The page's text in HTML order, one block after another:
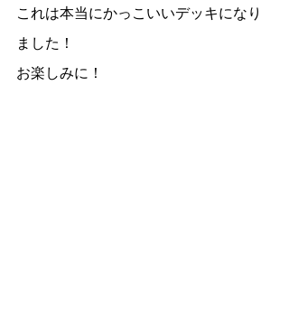
これは本当にかっこいいデッキになり
ました！
お楽しみに！